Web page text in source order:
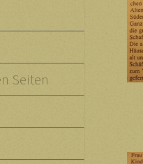
Seiten